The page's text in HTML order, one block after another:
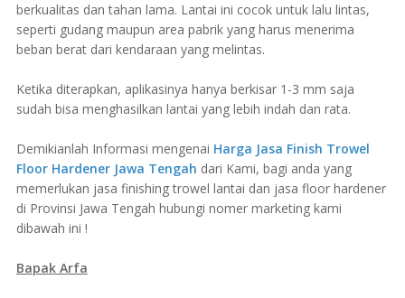
berkualitas dan tahan lama. Lantai ini cocok untuk lalu lintas,
seperti gudang maupun area pabrik yang harus menerima
beban berat dari kendaraan yang melintas.
Ketika diterapkan, aplikasinya hanya berkisar 1-3 mm saja
sudah bisa menghasilkan lantai yang lebih indah dan rata.
Demikianlah Informasi mengenai Harga Jasa Finish Trowel
Floor Hardener Jawa Tengah dari Kami, bagi anda yang
memerlukan jasa finishing trowel lantai dan jasa floor hardener
di Provinsi Jawa Tengah hubungi nomer marketing kami
dibawah ini !
Bapak Arfa